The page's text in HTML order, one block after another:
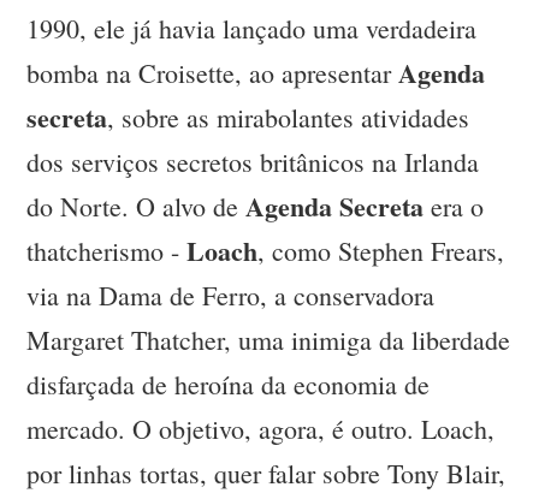
1990, ele já havia lançado uma verdadeira
bomba na Croisette, ao apresentarAgenda
secreta, sobre as mirabolantes atividades
dos serviços secretos britânicos na Irlanda
do Norte. O alvo deAgenda Secreta era o
thatcherismo -Loach, como Stephen Frears,
via na Dama de Ferro, a conservadora
Margaret Thatcher, uma inimiga da liberdade
disfarçada de heroína da economia de
mercado. O objetivo, agora, é outro. Loach,
por linhas tortas, quer falar sobre Tony Blair,